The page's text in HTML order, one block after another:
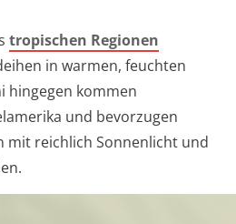
tropischen Regionen
in warmen, feuchten
hingegen kommen
und bevorzugen
mit reichlich Sonnenlicht und